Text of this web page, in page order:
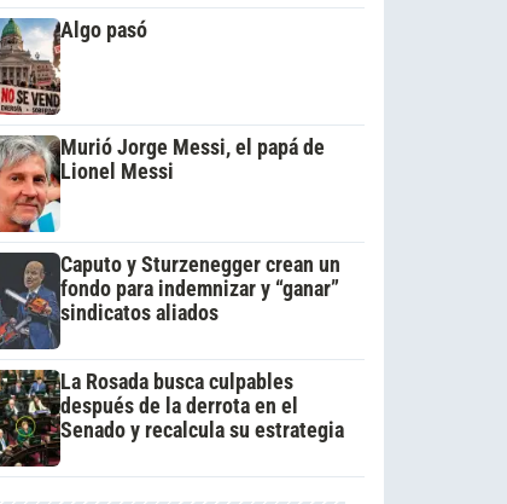
Algo pasó
Murió Jorge Messi, el papá de
Lionel Messi
Caputo y Sturzenegger crean un
fondo para indemnizar y “ganar”
sindicatos aliados
La Rosada busca culpables
después de la derrota en el
Senado y recalcula su estrategia